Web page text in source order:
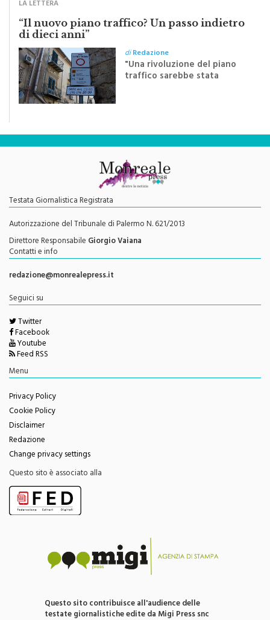
“Il nuovo piano traffico? Un passo indietro
di dieci anni”
"Una rivoluzione del piano
traffico sarebbe stata
efficace se preceduta da
una rivoluzione culturale"
Testata Giornalistica Registrata
Autorizzazione del Tribunale di Palermo N. 621/2013
Direttore ResponsabileGiorgio Vaiana
Contatti e info
redazione@monrealepress.it
Twitter
Facebook
Youtube
Feed RSS
Menu
Privacy Policy
Cookie Policy
Disclaimer
Redazione
Change privacy settings
Questo sito è associato alla
testate giornalistiche edite da Migi Press snc